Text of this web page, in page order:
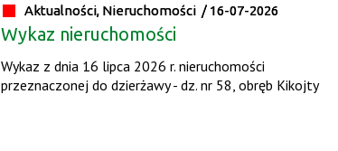
Aktualności, Nieruchomości / 16-07-2026
Wykaz nieruchomości
Wykaz z dnia 16 lipca 2026 r. nieruchomości
przeznaczonej do dzierżawy - dz. nr 58, obręb Kikojty